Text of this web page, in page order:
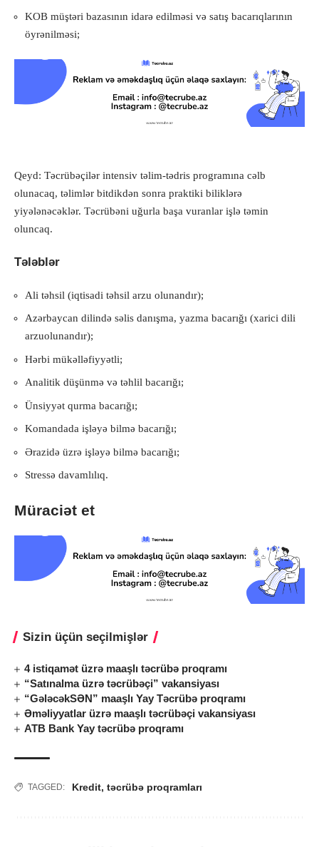
KOB müştəri bazasının idarə edilməsi və satış bacarıqlarının
öyrənilməsi;
Qeyd: Təcrübəçilər intensiv təlim-tədris programına cəlb
olunacaq, təlimlər bitdikdən sonra praktiki biliklərə
yiyələnəcəklər. Təcrübəni uğurla başa vuranlar işlə təmin
oluncaq.
Tələblər
Ali təhsil (iqtisadi təhsil arzu olunandır);
Azərbaycan dilində səlis danışma, yazma bacarığı (xarici dili
arzuolunandır);
Hərbi mükəlləfiyyətli;
Analitik düşünmə və təhlil bacarığı;
Ünsiyyət qurma bacarığı;
Komandada işləyə bilmə bacarığı;
Ərazidə üzrə işləyə bilmə bacarığı;
Stressə davamlılıq.
Müraciət et
Sizin üçün seçilmişlər
4 istiqamət üzrə maaşlı təcrübə proqramı
“Satınalma üzrə təcrübəçi” vakansiyası
“GələcəkSƏN” maaşlı Yay Təcrübə proqramı
Əməliyyatlar üzrə maaşlı təcrübəçi vakansiyası
ATB Bank Yay təcrübə proqramı
TAGGED: Kredit, təcrübə proqramları